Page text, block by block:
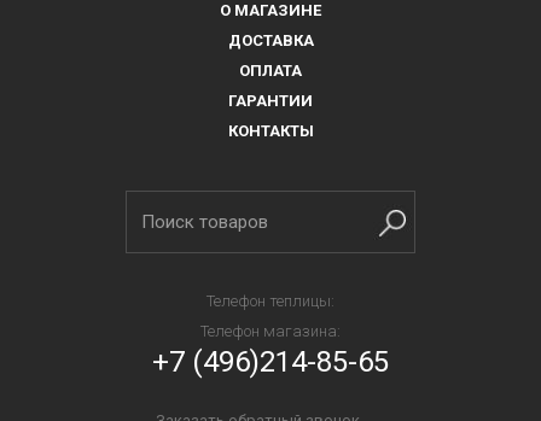
О МАГАЗИНЕ
ДОСТАВКА
ОПЛАТА
ГАРАНТИИ
КОНТАКТЫ
Телефон теплицы:
Телефон магазина:
+7 (496)214-85-65